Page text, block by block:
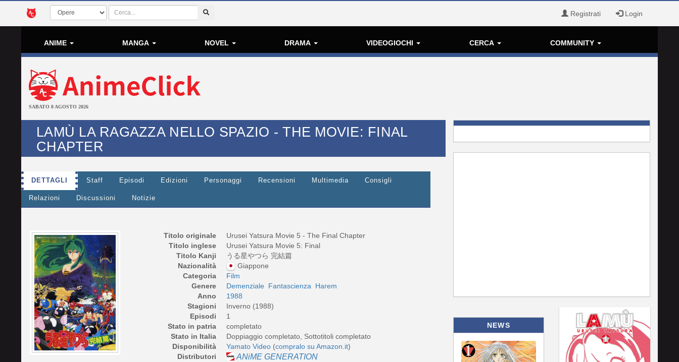
Registrati Login
ANIME MANGA NOVEL DRAMA VIDEOGIOCHI CERCA COMMUNITY
SABATO 8 AGOSTO 2026
LAMÙ LA RAGAZZA NELLO SPAZIO - THE MOVIE: FINAL
CHAPTER
DETTAGLI Staff Episodi Edizioni Personaggi Recensioni Multimedia Consigli
Relazioni Discussioni Notizie
Titolo originale
Urusei Yatsura Movie 5 - The Final Chapter
Titolo inglese
Urusei Yatsura Movie 5: Final
Titolo Kanji
うる星やつら 完結篇
Nazionalità
Giappone
Categoria
Film
Genere
Demenziale Fantascienza Harem
Anno
1988
Stagioni
Inverno (1988)
Episodi
1
Stato in patria
completato
Stato in Italia
Doppiaggio completato, Sottotitoli completato
Disponibilità
Yamato Video (compralo su Amazon.it)
Distributori
ANiME GENERATION
NEWS